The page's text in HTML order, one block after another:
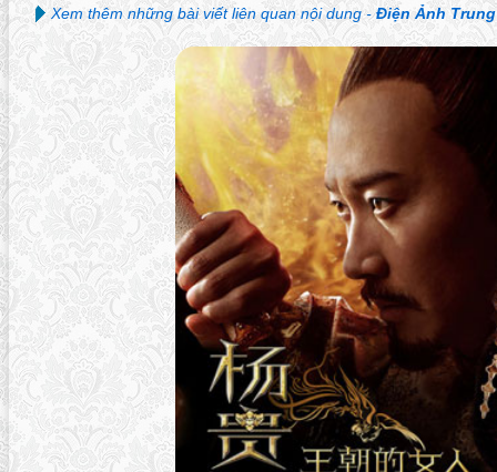
Xem thêm những bài viết liên quan nội dung -Điện Ảnh